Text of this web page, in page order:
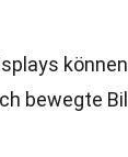
bewegte